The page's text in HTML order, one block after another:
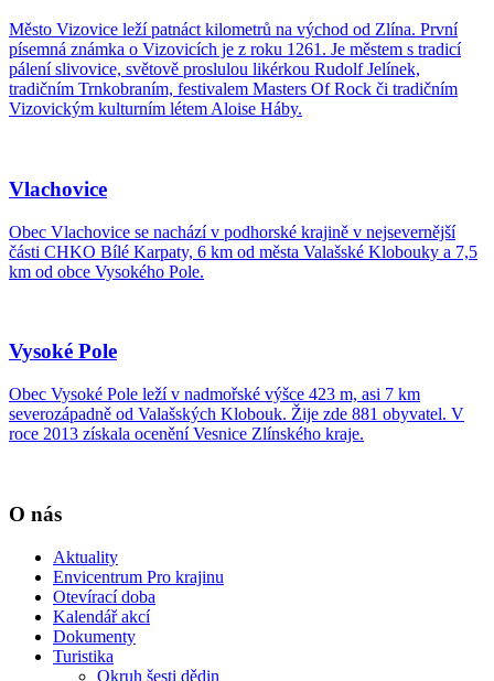
Město Vizovice leží patnáct kilometrů na východ od Zlína. První
písemná známka o Vizovicích je z roku 1261. Je městem s tradicí
pálení slivovice, světově proslulou likérkou Rudolf Jelínek,
tradičním Trnkobraním, festivalem Masters Of Rock či tradičním
Vizovickým kulturním létem Aloise Háby.
Vlachovice
Obec Vlachovice se nachází v podhorské krajině v nejsevernější
části CHKO Bílé Karpaty, 6 km od města Valašské Klobouky a 7,5
km od obce Vysokého Pole.
Vysoké Pole
Obec Vysoké Pole leží v nadmořské výšce 423 m, asi 7 km
severozápadně od Valašských Klobouk. Žije zde 881 obyvatel. V
roce 2013 získala ocenění Vesnice Zlínského kraje.
O nás
Aktuality
Envicentrum Pro krajinu
Otevírací doba
Kalendář akcí
Dokumenty
Turistika
Okruh šesti dědin